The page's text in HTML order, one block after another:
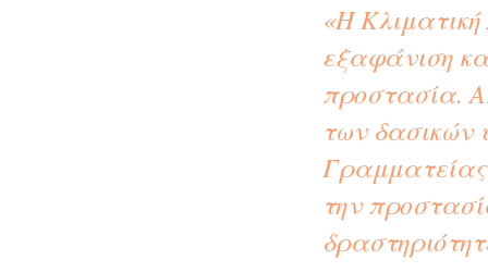
«Η
εξαφάνιση
προστασία.
των δασικών
την